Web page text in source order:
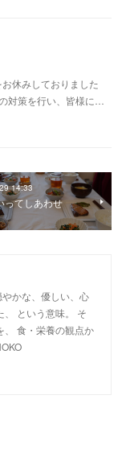
休みしておりました
対策を行い、皆様に…
14:33
ってしあわせ
かな、優しい、心
、 という意味。 そ
、 食・栄養の観点か